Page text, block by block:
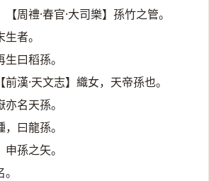
周禮·春官·大司樂】孫竹之管。
者。
曰稻孫。
漢·天文志】織女，天帝孫也。
名天孫。
曰龍孫。
孫之矢。